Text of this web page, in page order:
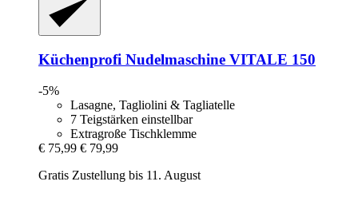
Küchenprofi Nudelmaschine VITALE 150
-5%
Lasagne, Tagliolini & Tagliatelle
7 Teigstärken einstellbar
Extragroße Tischklemme
€ 75,99 € 79,99
Gratis Zustellung bis 11. August